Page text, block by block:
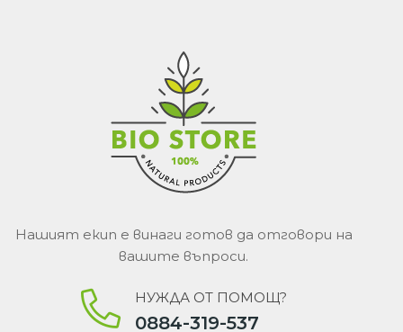
Нашият екип е винаги готов да отговори на
вашите въпроси.
НУЖДА ОТ ПОМОЩ?
0884-319-537